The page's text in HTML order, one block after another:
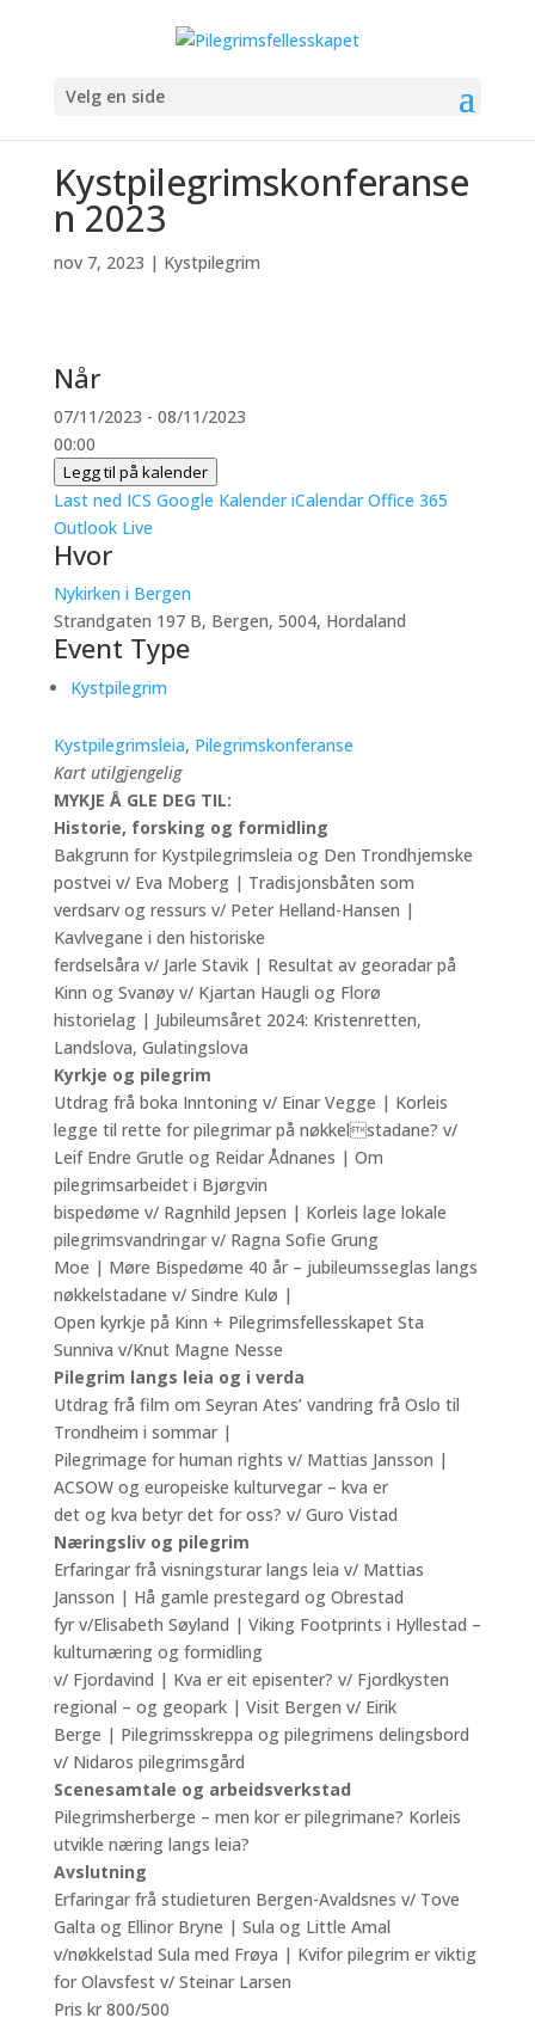
Velg en side
Kystpilegrimskonferanse
n 2023
nov 7, 2023 | Kystpilegrim
Når
07/11/2023 - 08/11/2023
00:00
Legg til på kalender
Last ned ICS Google Kalender iCalendar Office 365
Outlook Live
Hvor
Nykirken i Bergen
Strandgaten 197 B, Bergen, 5004, Hordaland
Event Type
Kystpilegrim
Kystpilegrimsleia, Pilegrimskonferanse
Kart utilgjengelig
MYKJE Å GLE DEG TIL:
Historie, forsking og formidling
Bakgrunn for Kystpilegrimsleia og Den Trondhjemske
postvei v/ Eva Moberg | Tradisjonsbåten som
verdsarv og ressurs v/ Peter Helland-Hansen |
Kavlvegane i den historiske
ferdselsåra v/ Jarle Stavik | Resultat av georadar på
Kinn og Svanøy v/ Kjartan Haugli og Florø
historielag | Jubileumsåret 2024: Kristenretten,
Landslova, Gulatingslova
Kyrkje og pilegrim
Utdrag frå boka Inntoning v/ Einar Vegge | Korleis
legge til rette for pilegrimar på nøkkelstadane? v/
Leif Endre Grutle og Reidar Ådnanes | Om
pilegrimsarbeidet i Bjørgvin
bispedøme v/ Ragnhild Jepsen | Korleis lage lokale
pilegrimsvandringar v/ Ragna Sofie Grung
Moe | Møre Bispedøme 40 år – jubileumsseglas langs
nøkkelstadane v/ Sindre Kulø |
Open kyrkje på Kinn + Pilegrimsfellesskapet Sta
Sunniva v/Knut Magne Nesse
Pilegrim langs leia og i verda
Utdrag frå film om Seyran Ates’ vandring frå Oslo til
Trondheim i sommar |
Pilegrimage for human rights v/ Mattias Jansson |
ACSOW og europeiske kulturvegar – kva er
det og kva betyr det for oss? v/ Guro Vistad
Næringsliv og pilegrim
Erfaringar frå visningsturar langs leia v/ Mattias
Jansson | Hå gamle prestegard og Obrestad
fyr v/Elisabeth Søyland | Viking Footprints i Hyllestad –
kulturnæring og formidling
v/ Fjordavind | Kva er eit episenter? v/ Fjordkysten
regional – og geopark | Visit Bergen v/ Eirik
Berge | Pilegrimsskreppa og pilegrimens delingsbord
v/ Nidaros pilegrimsgård
Scenesamtale og arbeidsverkstad
Pilegrimsherberge – men kor er pilegrimane? Korleis
utvikle næring langs leia?
Avslutning
Erfaringar frå studieturen Bergen-Avaldsnes v/ Tove
Galta og Ellinor Bryne | Sula og Little Amal
v/nøkkelstad Sula med Frøya | Kvifor pilegrim er viktig
for Olavsfest v/ Steinar Larsen
Pris kr 800/500